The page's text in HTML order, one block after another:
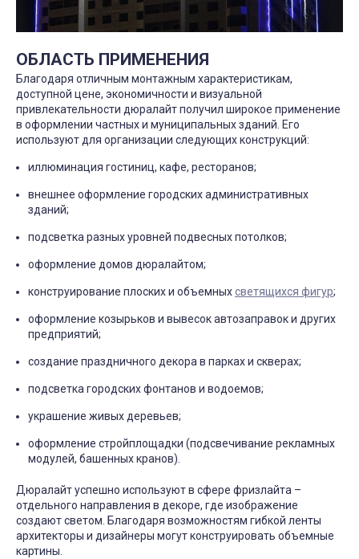
ОБЛАСТЬ ПРИМЕНЕНИЯ
Благодаря отличным монтажным характеристикам,
доступной цене, экономичности и визуальной
привлекательности дюралайт получил широкое применение
в оформлении частных и муниципальных зданий. Его
используют для организации следующих конструкций:
иллюминация гостиниц, кафе, ресторанов;
внешнее оформление городских административных
зданий;
подсветка разных уровней подвесных потолков;
оформление домов дюралайтом;
конструирование плоских и объемныхсветящихся фигур;
оформление козырьков и вывесок автозаправок и других
предприятий;
создание праздничного декора в парках и скверах;
подсветка городских фонтанов и водоемов;
украшение живых деревьев;
оформление стройплощадки (подсвечивание рекламных
модулей, башенных кранов).
Дюралайт успешно используют в сфере фризлайта –
отдельного направления в декоре, где изображение
создают светом. Благодаря возможностям гибкой ленты
архитекторы и дизайнеры могут конструировать объемные
картины.